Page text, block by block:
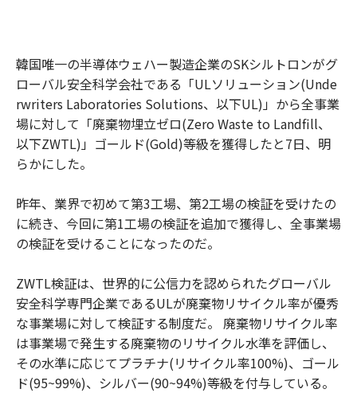
韓国唯一の半導体ウェハー製造企業のSKシルトロンがグ
ローバル安全科学会社である「ULソリューション(Unde
rwriters Laboratories Solutions、以下UL)」から全事業
場に対して「廃棄物埋立ゼロ(Zero Waste to Landfill、
以下ZWTL)」ゴールド(Gold)等級を獲得したと7日、明
らかにした。
昨年、業界で初めて第3工場、第2工場の検証を受けたの
に続き、今回に第1工場の検証を追加で獲得し、全事業場
の検証を受けることになったのだ。
ZWTL検証は、世界的に公信力を認められたグローバル
安全科学専門企業であるULが廃棄物リサイクル率が優秀
な事業場に対して検証する制度だ。 廃棄物リサイクル率
は事業場で発生する廃棄物のリサイクル水準を評価し、
その水準に応じてプラチナ(リサイクル率100%)、ゴール
ド(95~99%)、シルバー(90~94%)等級を付与している。